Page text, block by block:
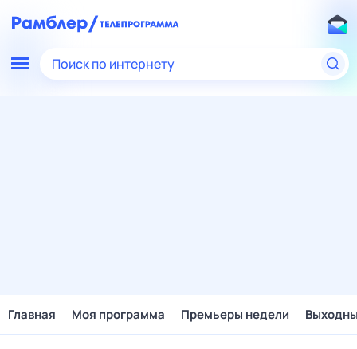
Поиск по интернету
Главная Моя программа Премьеры недели